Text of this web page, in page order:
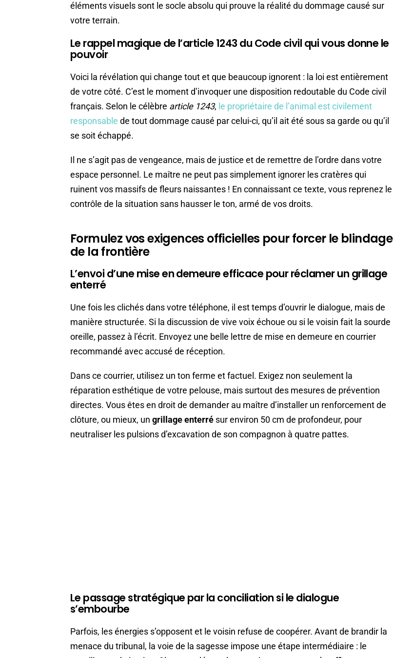
éléments visuels sont le socle absolu qui prouve la réalité du dommage causé sur
votre terrain.
Le rappel magique de l’article 1243 du Code civil qui vous donne le
pouvoir
Voici la révélation qui change tout et que beaucoup ignorent : la loi est entièrement
de votre côté. C’est le moment d’invoquer une disposition redoutable du Code civil
français. Selon le célèbre article 1243, le propriétaire de l’animal est civilement
responsable de tout dommage causé par celui-ci, qu’il ait été sous sa garde ou qu’il
se soit échappé.
Il ne s’agit pas de vengeance, mais de justice et de remettre de l’ordre dans votre
espace personnel. Le maître ne peut pas simplement ignorer les cratères qui
ruinent vos massifs de fleurs naissantes ! En connaissant ce texte, vous reprenez le
contrôle de la situation sans hausser le ton, armé de vos droits.
Formulez vos exigences officielles pour forcer le blindage
de la frontière
L’envoi d’une mise en demeure efficace pour réclamer un grillage
enterré
Une fois les clichés dans votre téléphone, il est temps d’ouvrir le dialogue, mais de
manière structurée. Si la discussion de vive voix échoue ou si le voisin fait la sourde
oreille, passez à l’écrit. Envoyez une belle lettre de mise en demeure en courrier
recommandé avec accusé de réception.
Dans ce courrier, utilisez un ton ferme et factuel. Exigez non seulement la
réparation esthétique de votre pelouse, mais surtout des mesures de prévention
directes. Vous êtes en droit de demander au maître d’installer un renforcement de
clôture, ou mieux, un grillage enterré sur environ 50 cm de profondeur, pour
neutraliser les pulsions d’excavation de son compagnon à quatre pattes.
Le passage stratégique par la conciliation si le dialogue
s’embourbe
Parfois, les énergies s’opposent et le voisin refuse de coopérer. Avant de brandir la
menace du tribunal, la voie de la sagesse impose une étape intermédiaire : le